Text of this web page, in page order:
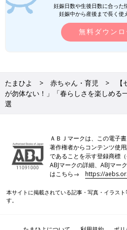
妊娠日数や生後日数に合った
妊娠中から産後まで長く使
無料ダウンロ
たまひよ 赤ちゃん・育児
が勿体ない！」「春らしさを楽しめる
選
ＡＢＪマークは、この電子
著作権者からコンテンツ使
であることを示す登録商標
ABJマークの詳細、ABJマー
はこちら→https://
本サイトに掲載されている記事・写真・イラス
す。